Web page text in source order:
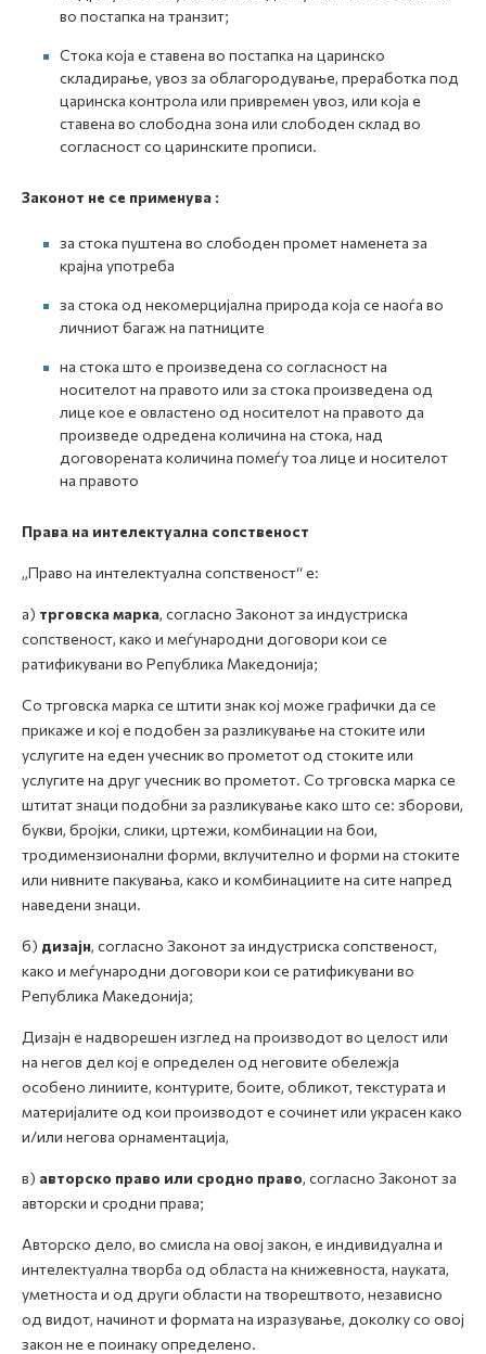
во постапка на транзит;
Стока која е ставена во постапка на царинско
складирање, увоз за облагородување, преработка под
царинска контрола или привремен увоз, или која е
ставена во слободна зона или слободен склад во
согласност со царинските прописи.
Законот не се применува :
за стока пуштена во слободен промет наменета за
крајна употреба
за стока од некомерцијална природа која се наоѓа во
личниот багаж на патниците
на стока што е произведена со согласност на
носителот на правото или за стока произведена од
лице кое е овластено од носителот на правото да
произведе одредена количина на стока, над
договорената количина помеѓу тоа лице и носителот
на правото
Права на интелектуална сопственост
„Право на интелектуална сопственост“ е:
а) трговска марка, согласно Законот за индустриска
сопственост, како и меѓународни договори кои се
ратификувани во Република Македонија;
Со трговска марка се штити знак кој може графички да се
прикаже и кој е подобен за разликување на стоките или
услугите на еден учесник во прометот од стоките или
услугите на друг учесник во прометот. Со трговска марка се
штитат знаци подобни за разликување како што се: зборови,
букви, бројки, слики, цртежи, комбинации на бои,
тродимензионални форми, вклучително и форми на стоките
или нивните пакувања, како и комбинациите на сите напред
наведени знаци.
б) дизајн, согласно Законот за индустриска сопственост,
како и меѓународни договори кои се ратификувани во
Република Македонија;
Дизајн е надворешен изглед на производот во целост или
на негов дел кој е определен од неговите обележја
особено линиите, контурите, боите, обликот, текстурата и
материјалите од кои производот е сочинет или украсен како
и/или негова орнаментација,
в) авторско право или сродно право, согласно Законот за
авторски и сродни права;
Авторско дело, во смисла на овој закон, е индивидуална и
интелектуална творба од областа на книжевноста, науката,
уметноста и од други области на творештвото, независно
од видот, начинот и формата на изразување, доколку со овој
закон не е поинаку определено.